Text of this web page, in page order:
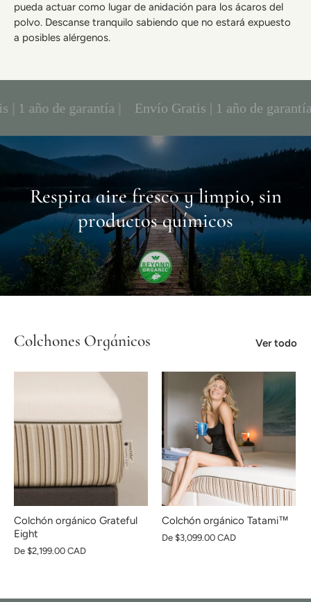
pueda actuar como lugar de anidación para los ácaros del
polvo. Descanse tranquilo sabiendo que no estará expuesto
a posibles alérgenos.
año de garantía | Envío Gratis | 1 año de garantía |
Respira aire fresco y limpio, sin
productos químicos
Colchones Orgánicos Ver todo
Colchón orgánico Grateful
Eight
De $2,199.00 CAD
Colchón orgánico Tatami™
De $3,099.00 CAD